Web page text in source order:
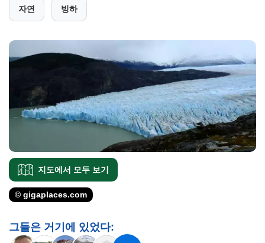
자연 빙하
지도에서 모두 보기
© gigaplaces.com
그들은 거기에 있었다: